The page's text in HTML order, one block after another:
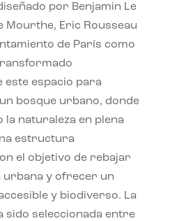
por Benjamin Le
Mourthe, Eric Rousseau
de París como
este espacio para
bosque urbano, donde
la naturaleza en plena
estructura
el objetivo de rebajar
urbana y ofrecer un
y biodiverso. La
sido seleccionada entre